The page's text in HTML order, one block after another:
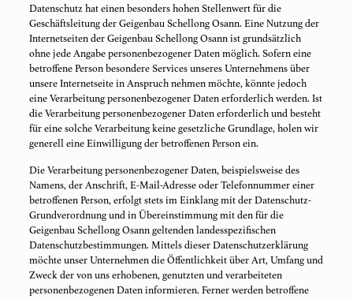
Datenschutz hat einen besonders hohen Stellenwert für die
Geschäftsleitung der Geigenbau Schellong Osann. Eine Nutzung der
Internetseiten der Geigenbau Schellong Osann ist grundsätzlich
ohne jede Angabe personenbezogener Daten möglich. Sofern eine
betroffene Person besondere Services unseres Unternehmens über
unsere Internetseite in Anspruch nehmen möchte, könnte jedoch
eine Verarbeitung personenbezogener Daten erforderlich werden. Ist
die Verarbeitung personenbezogener Daten erforderlich und besteht
für eine solche Verarbeitung keine gesetzliche Grundlage, holen wir
generell eine Einwilligung der betroffenen Person ein.
Die Verarbeitung personenbezogener Daten, beispielsweise des
Namens, der Anschrift, E-Mail-Adresse oder Telefonnummer einer
betroffenen Person, erfolgt stets im Einklang mit der Datenschutz-
Grundverordnung und in Übereinstimmung mit den für die
Geigenbau Schellong Osann geltenden landesspezifischen
Datenschutzbestimmungen. Mittels dieser Datenschutzerklärung
möchte unser Unternehmen die Öffentlichkeit über Art, Umfang und
Zweck der von uns erhobenen, genutzten und verarbeiteten
personenbezogenen Daten informieren. Ferner werden betroffene